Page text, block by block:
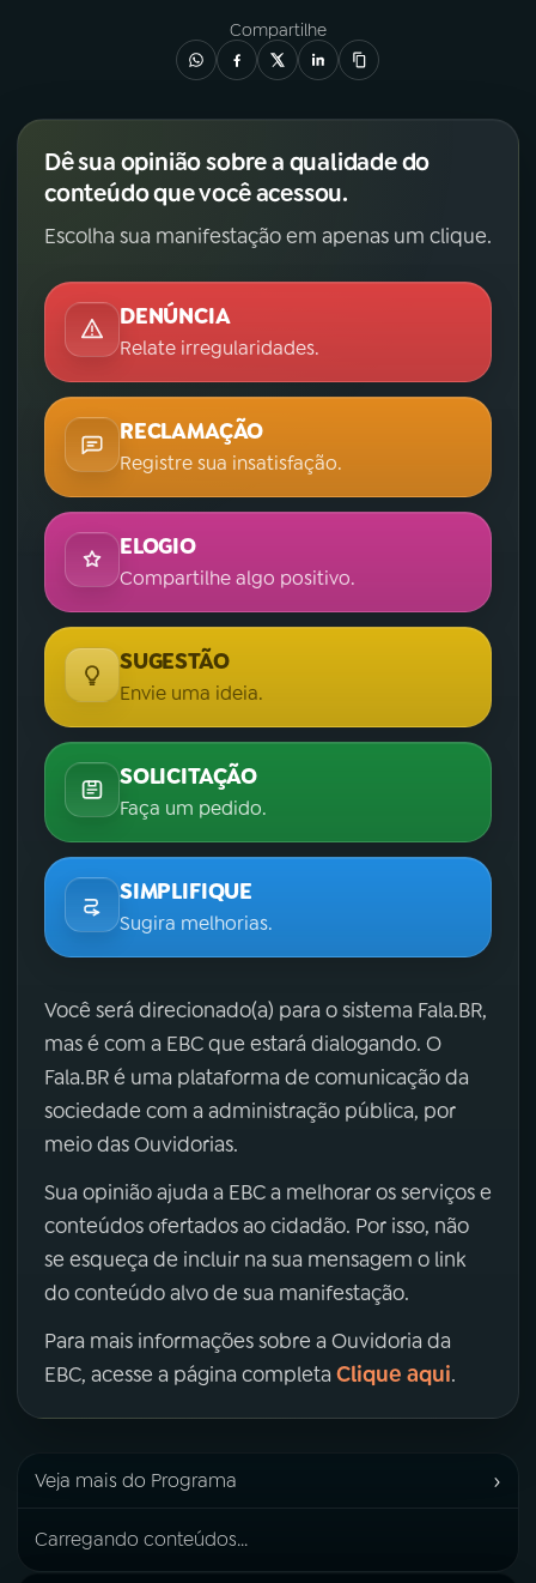
Compartilhe
Dê sua opinião sobre a qualidade do
conteúdo que você acessou.
Escolha sua manifestação em apenas um clique.
DENÚNCIA
Relate irregularidades.
RECLAMAÇÃO
Registre sua insatisfação.
ELOGIO
Compartilhe algo positivo.
SUGESTÃO
Envie uma ideia.
SOLICITAÇÃO
Faça um pedido.
SIMPLIFIQUE
Sugira melhorias.
Você será direcionado(a) para o sistema Fala.BR,
mas é com a EBC que estará dialogando. O
Fala.BR é uma plataforma de comunicação da
sociedade com a administração pública, por
meio das Ouvidorias.
Sua opinião ajuda a EBC a melhorar os serviços e
conteúdos ofertados ao cidadão. Por isso, não
se esqueça de incluir na sua mensagem o link
do conteúdo alvo de sua manifestação.
Para mais informações sobre a Ouvidoria da
EBC, acesse a página completa Clique aqui.
Veja mais do Programa ›
Carregando conteúdos...